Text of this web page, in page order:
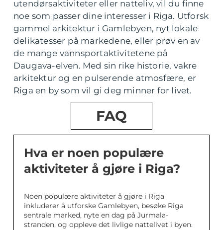
utendørsaktiviteter eller natteliv, vil du finne
noe som passer dine interesser i Riga. Utforsk
gammel arkitektur i Gamlebyen, nyt lokale
delikatesser på markedene, eller prøv en av
de mange vannsportaktivitetene på
Daugava-elven. Med sin rike historie, vakre
arkitektur og en pulserende atmosfære, er
Riga en by som vil gi deg minner for livet.
FAQ
Hva er noen populære
aktiviteter å gjøre i Riga?
Noen populære aktiviteter å gjøre i Riga
inkluderer å utforske Gamlebyen, besøke Riga
sentrale marked, nyte en dag på Jurmala-
stranden, og oppleve det livlige nattelivet i byen.